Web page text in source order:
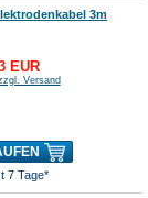
3m
EUR
Versand
7 Tage*